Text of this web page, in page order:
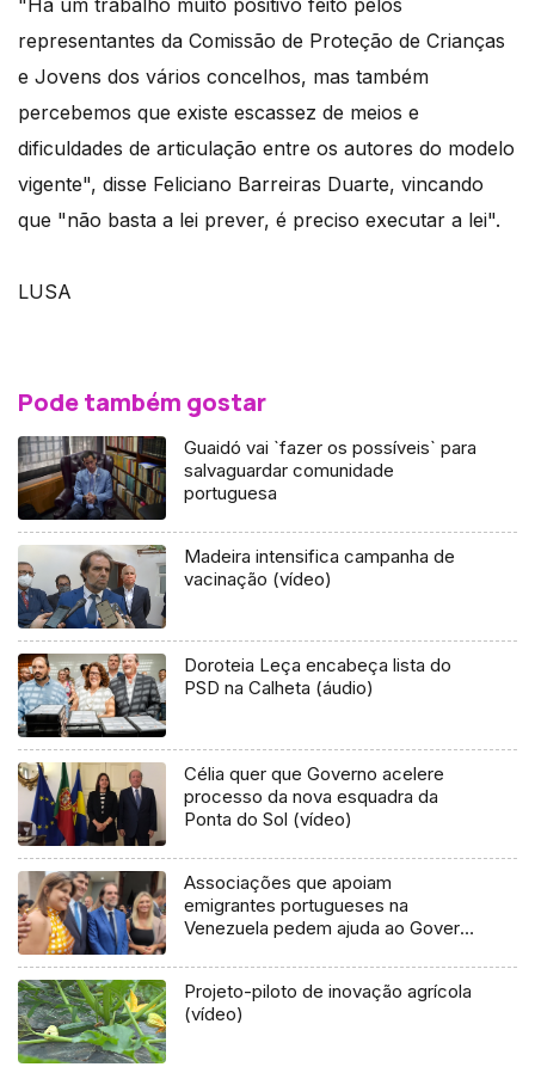
"Há um trabalho muito positivo feito pelos
representantes da Comissão de Proteção de Crianças
e Jovens dos vários concelhos, mas também
percebemos que existe escassez de meios e
dificuldades de articulação entre os autores do modelo
vigente", disse Feliciano Barreiras Duarte, vincando
que "não basta a lei prever, é preciso executar a lei".
LUSA
Pode também gostar
Guaidó vai `fazer os possíveis` para
salvaguardar comunidade
portuguesa
Madeira intensifica campanha de
vacinação (vídeo)
Doroteia Leça encabeça lista do
PSD na Calheta (áudio)
Célia quer que Governo acelere
processo da nova esquadra da
Ponta do Sol (vídeo)
Associações que apoiam
emigrantes portugueses na
Venezuela pedem ajuda ao Governo
Projeto-piloto de inovação agrícola
(vídeo)